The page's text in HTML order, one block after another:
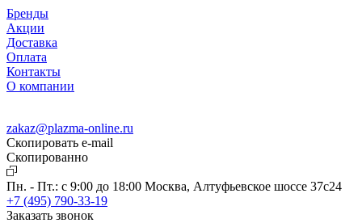
Бренды
Акции
Доставка
Оплата
Контакты
О компании
zakaz@plazma-online.ru
Скопировать e-mail
Cкопированно
Пн. - Пт.: с 9:00 до 18:00 Москва, Алтуфьевское шоссе 37с24
+7 (495) 790-33-19
Заказать звонок